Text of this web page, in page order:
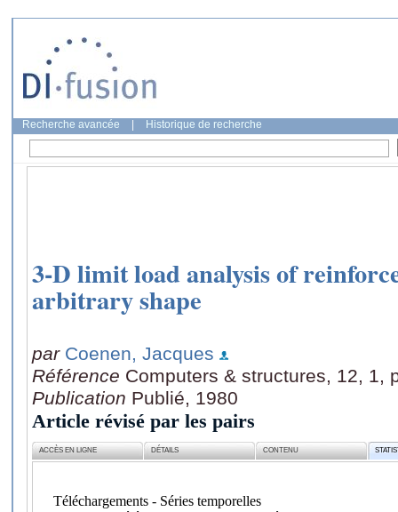
Recherche avancée Historique de recherche
3-D limit load analysis of
arbitrary shape
par Coenen, Jacques
Référence Computers & structures, 12, 1,
Publication Publié, 1980
Article révisé par les pairs
ACCÈS EN LIGNE DÉTAILS CONTENU